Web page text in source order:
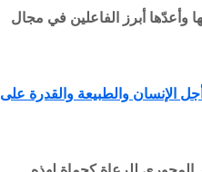
وأعدّها أبرز الفاعلين في مجال
الإنسان والطبيعة والقدرة على